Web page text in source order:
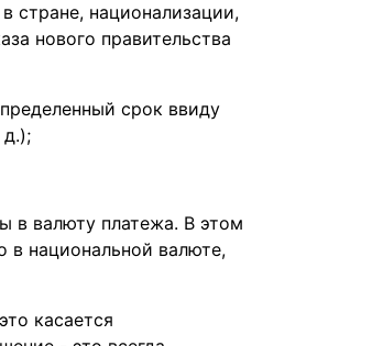
стране, национализации,
нового правительства
срок ввиду
д.);
в валюту платежа. В этом
в национальной валюте,
касается